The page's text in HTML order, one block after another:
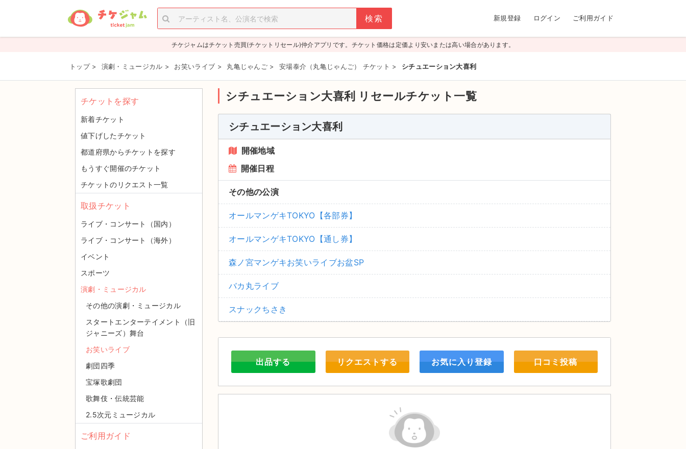
新規登録 ログイン ご利用ガイド
チケジャムはチケット売買(チケットリセール)仲介アプリです。チケット価格は定価より安いまたは高い場合があります。
トップ > 演劇・ミュージカル > お笑いライブ > 丸亀じゃんご > 安場泰介（丸亀じゃんご） チケット > シチュエーション大喜利
シチュエーション大喜利 リセールチケット一覧
シチュエーション大喜利
開催地域
開催日程
その他の公演
オールマンゲキTOKYO【各部券】
オールマンゲキTOKYO【通し券】
森ノ宮マンゲキお笑いライブお盆SP
バカ丸ライブ
スナックちさき
出品する リクエストする お気に入り登録 口コミ投稿
チケットを探す
新着チケット
値下げしたチケット
都道府県からチケットを探す
もうすぐ開催のチケット
チケットのリクエスト一覧
取扱チケット
ライブ・コンサート（国内）
ライブ・コンサート（海外）
イベント
スポーツ
演劇・ミュージカル
その他の演劇・ミュージカル
スタートエンターテイメント（旧
ジャニーズ）舞台
お笑いライブ
劇団四季
宝塚歌劇団
歌舞伎・伝統芸能
2.5次元ミュージカル
ご利用ガイド